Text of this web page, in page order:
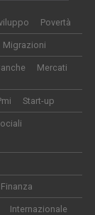
Povertà
Migrazioni
Mercati
Start-up
Finanza
Internazionale